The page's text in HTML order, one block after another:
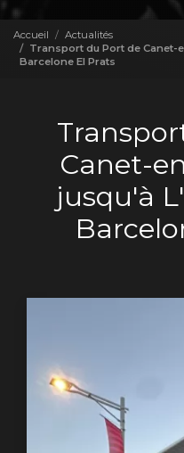
Accueil
Actualités
Transport du Port de Canet-
Barcelone El Prats
Canet-
jusqu'à